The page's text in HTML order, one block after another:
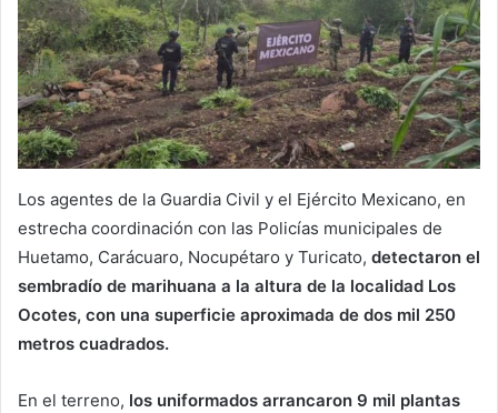
Los agentes de la Guardia Civil y el Ejército Mexicano, en
estrecha coordinación con las Policías municipales de
Huetamo, Carácuaro, Nocupétaro y Turicato, detectaron el
sembradío de marihuana a la altura de la localidad Los
Ocotes, con una superficie aproximada de dos mil 250
metros cuadrados.
En el terreno, los uniformados arrancaron 9 mil plantas